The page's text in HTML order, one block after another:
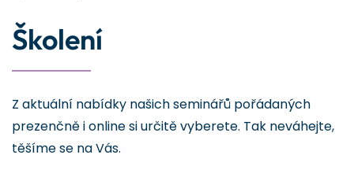
Školení
Z aktuální nabídky našich seminářů pořádaných
prezenčně i online si určitě vyberete. Tak neváhejte,
těšíme se na Vás.